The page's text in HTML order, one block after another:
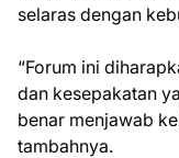
selaras dengan
“Forum ini
dan kesepakatan
benar menjawab
tambahnya.